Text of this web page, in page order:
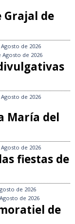
Grajal de
de 2026
Agosto de 2026
de 2026
María del
de 2026
fiestas de
de 2026
de 2026
de